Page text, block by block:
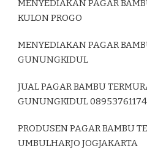
MENYEDIAKAN PAGAR
KULON PROGO
MENYEDIAKAN PAGAR
GUNUNGKIDUL
JUAL PAGAR BAMBU
GUNUNGKIDUL
PRODUSEN PAGAR BAMBU
UMBULHARJO JOGJAKARTA